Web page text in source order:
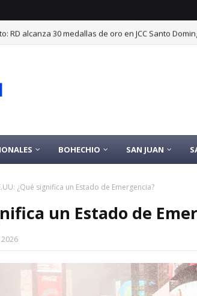
RD alcanza 30 medallas de oro en JCC Santo
BOHECHIO SAN JUAN
¿Qué significa un Estado de Emergencia?
un Estado de